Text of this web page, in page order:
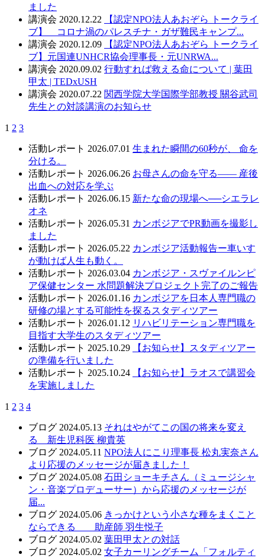
ました
講演会 2020.12.22
【認定NPO法人あおぞら トークライ
ブ】 コロナ渦のパレスチナ・ガザ難民キャンプ...
講演会 2020.12.09
【認定NPO法人あおぞら トークライ
ブ】元国連UNHCR協会理事長・元UNRWA...
講演会 2020.09.02 行動すれば救える命について | 葉田
甲太 | TEDxUSH
講演会 2020.07.22 関西学院大学国際学部教授 關谷武司
先生との対談講演のお知らせ
1 2 3
活動レポート 2026.07.01 生まれた瞬間の60秒が、 命を
分ける。
活動レポート 2026.06.26 お母さんの命を守る—— 産後
出血への対応を学ぶ
活動レポート 2026.06.15 新たな命の現場へ──シエラレ
オネ
活動レポート 2026.05.31 カンボジアでPR動画を撮影し
ました
活動レポート 2026.05.22 カンボジア活動報告ー車いす
が動けば人生も動く。
活動レポート 2026.03.04 カンボジア・スヴァイルンピ
ア保健センター 水問題解決プロジェクト完了のご報告
活動レポート 2026.01.16 カンボジアを日本人専門職の
研修の場とする可能性を探るスタディツアー
活動レポート 2026.01.12 リハビリテーション専門職を
目指す大学生のスタディツアー
活動レポート 2025.10.29
【お知らせ】スタディツアー
の準備を行いました
活動レポート 2025.10.24
【お知らせ】ラオスで講習会
を実施しました
1 2 3 4
ブログ 2024.05.13 それはやがてこの国の将来を変え
る 新生児科医 柳貴英
ブログ 2024.05.11 NPO法人にこり理事長 松丸実奈さん
より応援のメッセージが届きました！
ブログ 2024.05.08 石田ショーキチさん（ミュージシャ
ン・音楽プロデューサー）から応援のメッセージが
届...
ブログ 2024.05.06 きっかけという小さな種をまくこと
ならできる 助産師 羽生悦子
ブログ 2024.05.02 葉田甲太との対話
ブログ 2024.05.02 女子カーリングチーム「フォルティ